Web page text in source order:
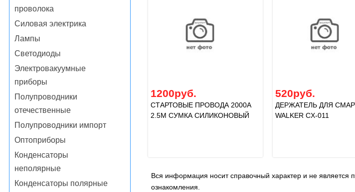
проволока
Силовая электрика
Лампы
Светодиоды
Электровакуумные
приборы
Полупроводники
отечественные
Полупроводники импорт
Оптоприборы
Конденсаторы
неполярные
Конденсаторы полярные
1200руб.
СТАРТОВЫЕ ПРОВОДА 2000A
2.5M СУМКА СИЛИКОНОВЫЙ
520руб.
ДЕРЖАТЕЛЬ ДЛЯ
WALKER CX-011
Вся информация носит справочный характер и не
ознакомления.